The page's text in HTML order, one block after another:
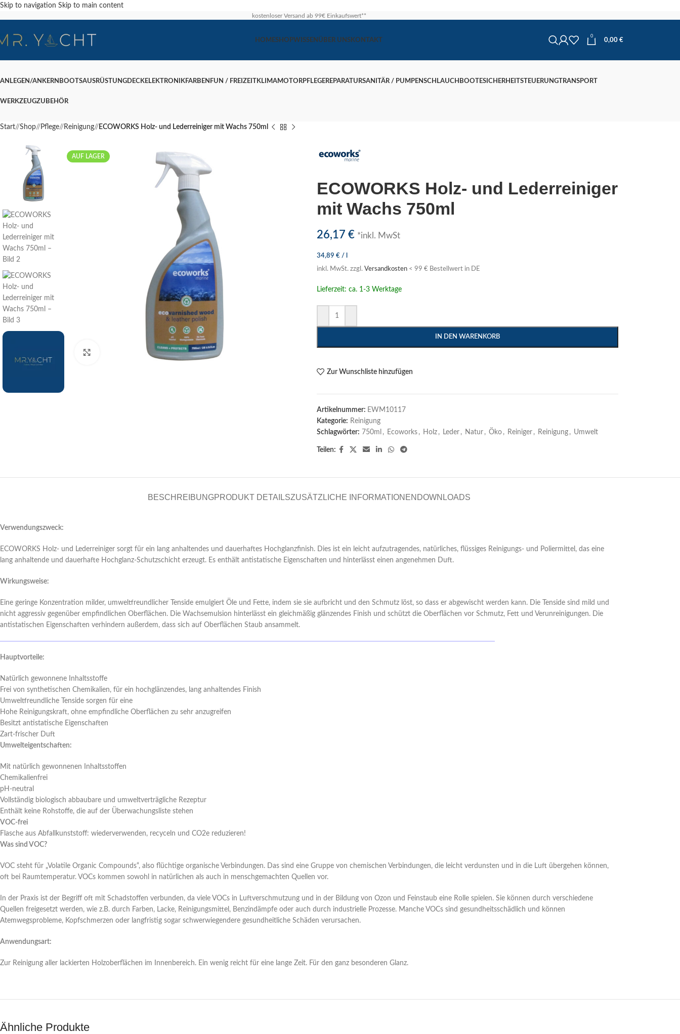
Skip to navigation Skip to main content
kostenloser Versand ab 99€ Einkaufswert**
HOMESHOPWISSEN ÜBER UNSKONTAKT
0
0,00 €
ANLEGEN/ANKERN BOOTSAUSRÜSTUNG DECK ELEKTRONIK FARBEN FUN / FREIZEITKLIMAMOTORPFLEGEREPARATURSANITÄR / PUMPENSCHLAUCHBOOTESICHERHEITSTEUERUNGTRANSPORT
WERKZEUGZUBEHÖR
Start/ Shop/ Pflege/ Reinigung/ ECOWORKS Holz- und Lederreiniger mit Wachs 750ml
AUF LAGER
Klick zum Vergrößern
ECOWORKS Holz- und Lederreiniger
mit Wachs 750ml
26,17 € *inkl. MwSt
34,89 €/
inkl. MwSt. zzgl. Versandkosten< 99 € Bestellwert in DE
Lieferzeit: ca. 1-3 Werktage
IN DEN WARENKORB
Zur Wunschliste hinzufügen
Artikelnummer: EWM10117
Kategorie: Reinigung
Schlagwörter: 750ml , Ecoworks , Holz , Leder , Natur , Öko , Reiniger , Reinigung , Umwelt
Teilen:
BESCHREIBUNGPRODUKT DETAILSZUSÄTZLICHE INFORMATIONEN DOWNLOADS
Verwendungszweck:
ECOWORKS Holz- und Lederreiniger sorgt für ein lang anhaltendes und dauerhaftes Hochglanzfinish. Dies ist ein leicht aufzutragendes, natürliches, flüssiges Reinigungs- und Poliermittel, das eine
lang anhaltende und dauerhafte Hochglanz-Schutzschicht erzeugt. Es enthält antistatische Eigenschaften und hinterlässt einen angenehmen Duft.
Wirkungsweise:
Eine geringe Konzentration milder, umweltfreundlicher Tenside emulgiert Öle und Fette, indem sie sie aufbricht und den Schmutz löst, so dass er abgewischt werden kann. Die Tenside sind mild und
nicht aggressiv gegenüber empfindlichen Oberflächen. Die Wachsemulsion hinterlässt ein gleichmäßig glänzendes Finish und schützt die Oberflächen vor Schmutz, Fett und Verunreinigungen. Die
antistatischen Eigenschaften verhindern außerdem, dass sich auf Oberflächen Staub ansammelt.
Hauptvorteile:
Natürlich gewonnene Inhaltsstoffe
Frei von synthetischen Chemikalien, für ein hochglänzendes, lang anhaltendes Finish
Umweltfreundliche Tenside sorgen für eine
Hohe Reinigungskraft, ohne empfindliche Oberflächen zu sehr anzugreifen
Besitzt antistatische Eigenschaften
Zart-frischer Duft
Umwelteigentschaften:
Mit natürlich gewonnenen Inhaltsstoffen
Chemikalienfrei
pH-neutral
Vollständig biologisch abbaubare und umweltverträgliche Rezeptur
Enthält keine Rohstoffe, die auf der Überwachungsliste stehen
VOC-frei
Flasche aus Abfallkunststoff: wiederverwenden, recyceln und CO2e reduzieren!
Was sind VOC?
VOC steht für „Volatile Organic Compounds“, also flüchtige organische Verbindungen. Das sind eine Gruppe von chemischen Verbindungen, die leicht verdunsten und in die Luft übergehen können,
oft bei Raumtemperatur. VOCs kommen sowohl in natürlichen als auch in menschgemachten Quellen vor.
In der Praxis ist der Begriff oft mit Schadstoffen verbunden, da viele VOCs in Luftverschmutzung und in der Bildung von Ozon und Feinstaub eine Rolle spielen. Sie können durch verschiedene
Quellen freigesetzt werden, wie z.B. durch Farben, Lacke, Reinigungsmittel, Benzindämpfe oder auch durch industrielle Prozesse. Manche VOCs sind gesundheitsschädlich und können
Atemwegsprobleme, Kopfschmerzen oder langfristig sogar schwerwiegendere gesundheitliche Schäden verursachen.
Anwendungsart:
Zur Reinigung aller lackierten Holzoberflächen im Innenbereich. Ein wenig reicht für eine lange Zeit. Für den ganz besonderen Glanz.
Ähnliche Produkte